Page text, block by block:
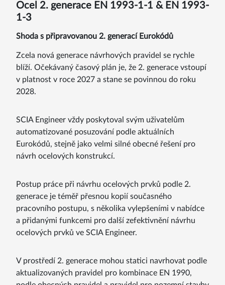
Ocel 2. generace EN 1993-1-1 & EN 1993-
1-3
Shoda s připravovanou 2. generací Eurokódů
Zcela nová generace návrhových pravidel se rychle
blíží. Očekávaný časový plán je, že 2. generace vstoupí
v platnost v roce 2027 a stane se povinnou do roku
2028.
SCIA Engineer vždy poskytoval svým uživatelům
automatizované posuzování podle aktuálních
Eurokódů, stejně jako velmi silné obecné řešení pro
návrh ocelových konstrukcí.
Postup práce při návrhu ocelových prvků podle 2.
generace je téměř přesnou kopií současného
pracovního postupu, s několika vylepšeními v nabídce
a přidanými funkcemi pro další zefektivnění návrhu
ocelových prvků ve SCIA Engineer.
V prostředí 2. generace mohou statici navrhovat podle
aktualizovaných pravidel pro kombinace EN 1990,